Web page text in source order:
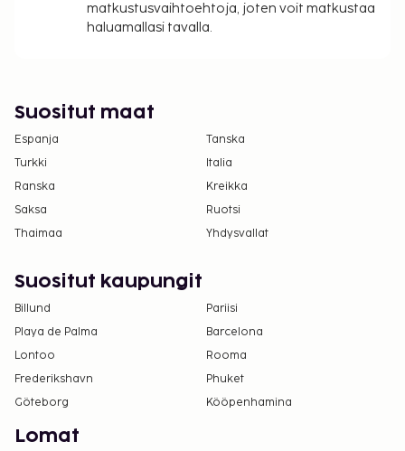
matkustusvaihtoehtoja, joten voit matkustaa
haluamallasi tavalla.
Suositut maat
Espanja
Tanska
Turkki
Italia
Ranska
Kreikka
Saksa
Ruotsi
Thaimaa
Yhdysvallat
Suositut kaupungit
Billund
Pariisi
Playa de Palma
Barcelona
Lontoo
Rooma
Frederikshavn
Phuket
Göteborg
Kööpenhamina
Lomat